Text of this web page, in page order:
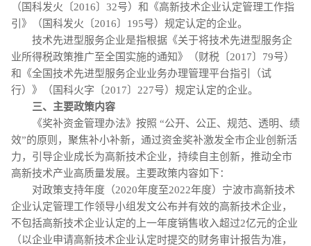
（国科发火〔2016〕32号）和《高新技术企业认定管理工作指
引》（国科发火〔2016〕195号）规定认定的企业。
技术先进型服务企业是指根据《关于将技术先进型服务企
业所得税政策推广至全国实施的通知》（财税〔2017〕79号）
和《全国技术先进型服务企业业务办理管理平台指引（试
行）》（国科火字〔2017〕227号）规定认定的企业。
三、主要政策内容
《奖补资金管理办法》按照 “公开、公正、规范、透明、绩
效”的原则，聚焦补小补新，通过资金奖补激发全市企业创新活
力，引导企业成长为高新技术企业，持续自主创新，推动全市
高新技术产业高质量发展。主要政策内容如下：
对政策支持年度（2020年度至2022年度）宁波市高新技术
企业认定管理工作领导小组发文公布并有效的高新技术企业，
不包括高新技术企业认定的上一年度销售收入超过2亿元的企业
（以企业申请高新技术企业认定时提交的财务审计报告为准，